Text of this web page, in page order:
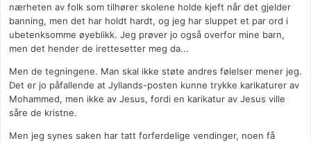
nærheten av folk som tilhører skolene holde kjeft når det gjelder
banning, men det har holdt hardt, og jeg har sluppet et par ord i
ubetenksomme øyeblikk. Jeg prøver jo også overfor mine barn,
men det hender de irettesetter meg da...
Men de tegningene. Man skal ikke støte andres følelser mener jeg.
Det er jo påfallende at Jyllands-posten kunne trykke karikaturer av
Mohammed, men ikke av Jesus, fordi en karikatur av Jesus ville
såre de kristne.
Men jeg synes saken har tatt forferdelige vendinger, noen få